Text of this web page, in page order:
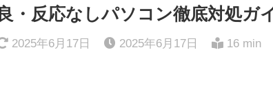
良・反応なしパソコン徹底対処ガ
2025年6月17日 2025年6月17日 16 min